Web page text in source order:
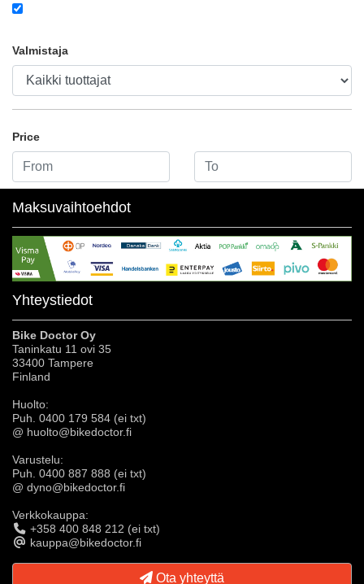
Valmistaja
Price
Maksuvaihtoehdot
Yhteystiedot
Bike Doctor Oy
Taninkatu 11 ovi 35
33400 Tampere
Finland
Huolto:
Puh. 0400 179 584 (ei txt)
@ huolto@bikedoctor.fi
Varustelu:
Puh. 0400 887 888 (ei txt)
@ dyno@bikedoctor.fi
Verkkokauppa:
+358 400 848 212 (ei txt)
kauppa@bikedoctor.fi
Ota yhteyttä